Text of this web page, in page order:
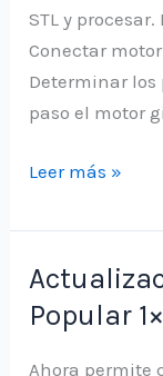
STL y
Conectar
Determinar los
paso el motor
Crear
para
Eje
rotatorio
en
Leer más »
Popular
Ahora permite